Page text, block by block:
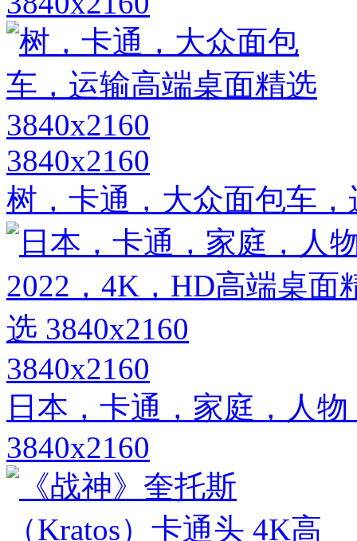
3840x2160
树，卡通，大众面包车
3840x2160
日本，卡通，家庭，人
3840x2160